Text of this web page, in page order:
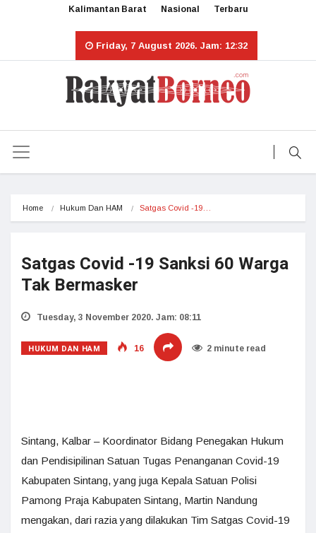
Kalimantan Barat Nasional Terbaru
Friday, 7 August 2026. Jam: 12:32
Home Hukum Dan HAM Satgas Covid -19…
Satgas Covid -19 Sanksi 60 Warga
Tak Bermasker
Tuesday, 3 November 2020. Jam: 08:11
HUKUM DAN HAM 16 2 minute read
Sintang, Kalbar – Koordinator Bidang Penegakan Hukum
dan Pendisipilinan Satuan Tugas Penanganan Covid-19
Kabupaten Sintang, yang juga Kepala Satuan Polisi
Pamong Praja Kabupaten Sintang, Martin Nandung
mengakan, dari razia yang dilakukan Tim Satgas Covid-19